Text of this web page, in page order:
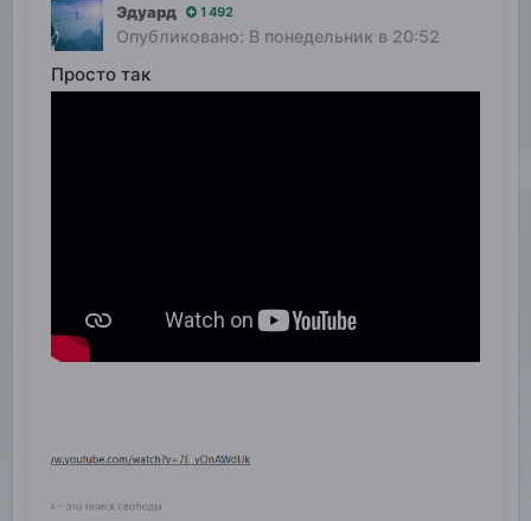
Эдуард 1 492
Опубликовано: В понедельник в 20:52
Просто так